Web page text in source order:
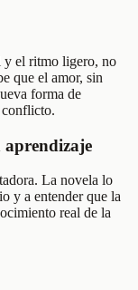
y el ritmo ligero, no
que el amor, sin
forma de
conflicto.
aprendizaje
La novela lo
y a entender que la
real de la